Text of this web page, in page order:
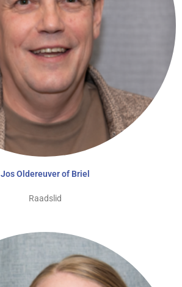
Jos Oldereuver of Briel
Raadslid